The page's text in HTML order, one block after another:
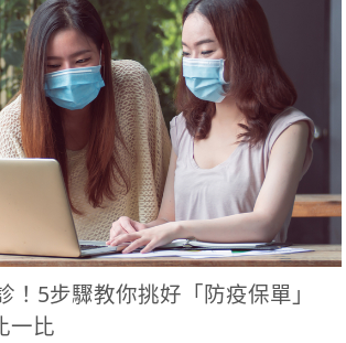
！5步驟教你挑好「防疫保單」
一比